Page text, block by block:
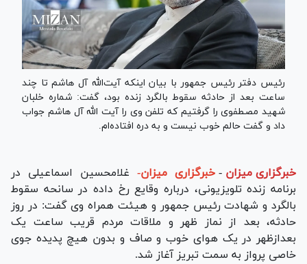
رئیس دفتر رئیس جمهور با بیان اینکه آیت‌الله آل هاشم تا چند
ساعت بعد از حادثه سقوط بالگرد زنده بود، گفت: شماره خلبان
شهید مصطفوی را گرفتیم که تلفن وی را آیت الله آل هاشم جواب
داد و گفت حالم خوب نیست و به دره افتاده‌ام.
خبرگزاری میزان - خبرگزاری میزان- غلامحسین اسماعیلی در
برنامه‌ زنده تلویزیونی، درباره وقایع رخ داده در سانحه سقوط
بالگرد و شهادت رئیس جمهور و هیئت همراه وی گفت: در روز
حادثه، بعد از نماز ظهر و ملاقات مردم قریب ساعت یک
بعدازظهر در یک هوای خوب و صاف و بدون هیچ پدیده جوی
خاصی پرواز به سمت تبریز آغاز شد.